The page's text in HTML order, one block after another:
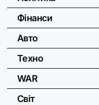
Фінанси
Авто
Техно
WAR
Світ